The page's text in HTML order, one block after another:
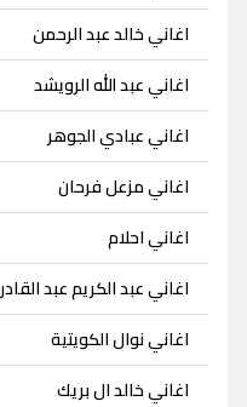
اغاني خالد عبد الرحمن
اغاني عبد الله الرويشد
اغاني عبادي الجوهر
اغاني مزعل فرحان
اغاني احلام
اغاني عبد الكريم عبد القادر
اغاني نوال الكويتية
اغاني خالد ال بريك